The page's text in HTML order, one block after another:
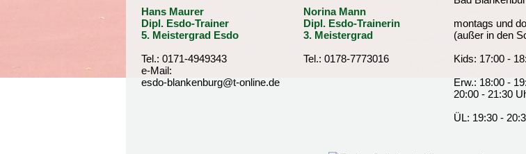
Hans Maurer
Dipl. Esdo-Trainer
5. Meistergrad Esdo
Tel.: 0171-4949343
e-Mail:
esdo-blankenburg@t-online.de
Norina Mann
Dipl. Esdo-Trainerin
3. Meistergrad
Tel.: 0178-7773016
montags und
(außer in den
Kids: 17:00 -
Erw.: 18:00 -
20:00 - 21:30
ÜL: 19:30 -